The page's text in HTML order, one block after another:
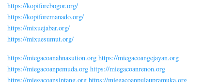
https://kopiforebogor.org/
https://kopiforemanado.org/
https://mixuejabar.org/
https://mixuesumut.org/
https://miegacoanahnasution.org https://miegacoangejayan.org
https://miegacoanpemuda.org https://miegacoanrenon.org
https://miegacoansintang.org https://miegacoanpulaupramuka.org